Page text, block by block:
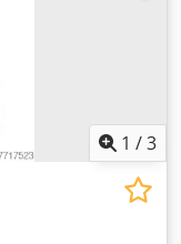
1 /3